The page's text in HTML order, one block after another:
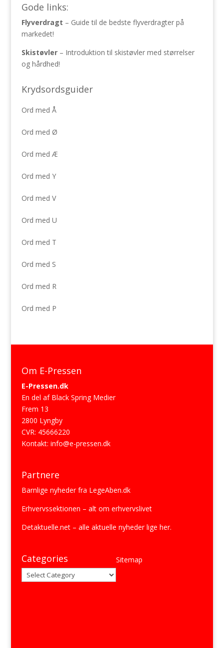
Gode links:
Flyverdragt – Guide til de bedste flyverdragter på
markedet!
Skistøvler – Introduktion til skistøvler med størrelser
og hårdhed!
Krydsordsguider
Ord med Å
Ord med Ø
Ord med Æ
Ord med Y
Ord med V
Ord med U
Ord med T
Ord med S
Ord med R
Ord med P
Om E-Pressen
E-Pressen.dk
En del af Black Spring Medier
Frem 13
2800 Lyngby
CVR: 45666220
Kontakt: info@e-pressen.dk
Partnere
Barnlige nyheder fra LegeAben.dk
Erhvervssektionen – alt om erhvervslivet
Detaktuelle.net– alle aktuelle nyheder lige her.
Categories
Categories
Sitemap